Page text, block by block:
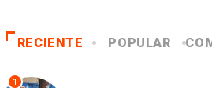
RECIENTE POPULAR
1